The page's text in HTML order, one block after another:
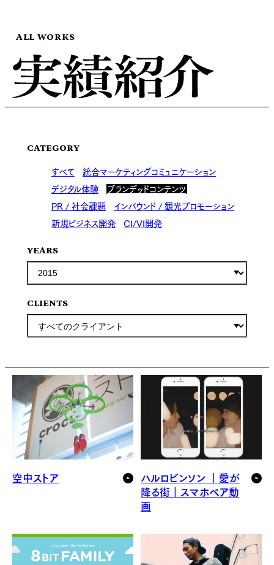
ALL WORKS
CATEGORY
すべて 統合マーケティングコミュニケーション
デジタル体験
ブランデッドコンテンツ
PR / 社会課題 インバウンド / 観光プロモーション
新規ビジネス開発 CI/VI開発
YEARS
CLIENTS
空中ストア
ハルロビンソン ｜愛が
降る街｜スマホペア動
画